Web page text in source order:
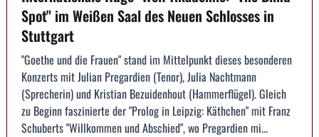
Spot" im Weißen Saal des Neuen Schlosses in
Stuttgart
"Goethe und die Frauen" stand im Mittelpunkt dieses besonderen
Konzerts mit Julian Pregardien (Tenor), Julia Nachtmann
(Sprecherin) und Kristian Bezuidenhout (Hammerflügel). Gleich
zu Beginn faszinierte der "Prolog in Leipzig: Käthchen" mit Franz
Schuberts "Willkommen und Abschied", wo Pregardien mi...